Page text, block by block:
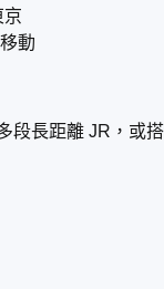
京
動
段長距離 JR，或